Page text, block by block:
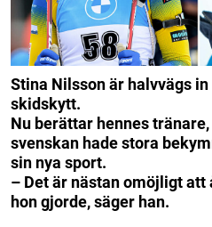
Stina Nilsson är halvvägs
skidskytt.
Nu berättar hennes
svenskan hade stora
sin nya sport.
– Det är nästan omöjligt att
hon gjorde, säger han.